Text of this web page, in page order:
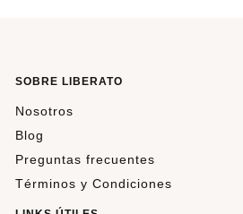
SOBRE LIBERATO
Nosotros
Blog
Preguntas frecuentes
Términos y Condiciones